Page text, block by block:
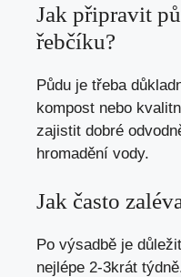
Jak připravit
řebčíku?
Půdu je třeba
kompost nebo
zajistit dobré
hromadění vody.
Jak často
Po výsadbě je
nejlépe 2-3krát